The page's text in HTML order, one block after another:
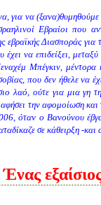
για να
Εβραίοι που
Διασποράς για
έχει να επιδείξει,
Μπέγκιν,
που δεν ήθελε να
ούτε για μια γη
την αφομοίωση
όταν ο Βανούνου
σε κάθειρξη -